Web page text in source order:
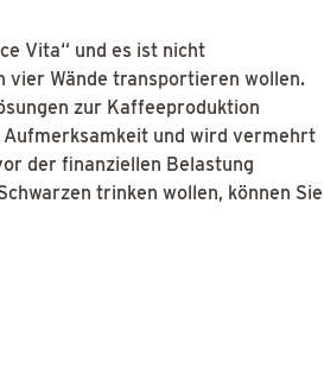
Vita“ und es ist nicht
vier Wände transportieren wollen.
zur Kaffeeproduktion
und wird vermehrt
der finanziellen Belastung
trinken wollen, können Sie